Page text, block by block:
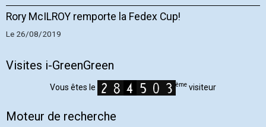
Rory McILROY remporte la Fedex Cup!
Le 26/08/2019
Visites i-GreenGreen
Vous êtes le ème visiteur
Moteur de recherche